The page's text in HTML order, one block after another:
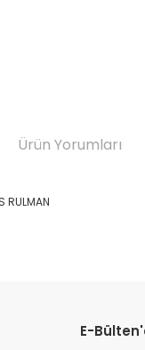
Ürün Yorumları
RULMAN
bozuk veya
E-